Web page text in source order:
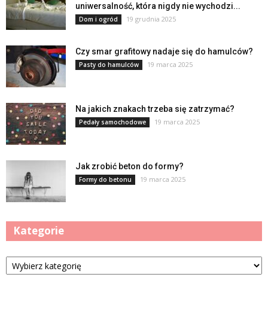
uniwersalność, która nigdy nie wychodzi...
Dom i ogród 19 grudnia 2025
Czy smar grafitowy nadaje się do hamulców?
Pasty do hamulców 19 marca 2025
Na jakich znakach trzeba się zatrzymać?
Pedały samochodowe 19 marca 2025
Jak zrobić beton do formy?
Formy do betonu 19 marca 2025
Kategorie
Kategorie